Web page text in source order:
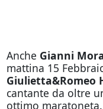
Anche Gianni
mattina 15
Giulietta&Romeo
cantante da oltre
ottimo